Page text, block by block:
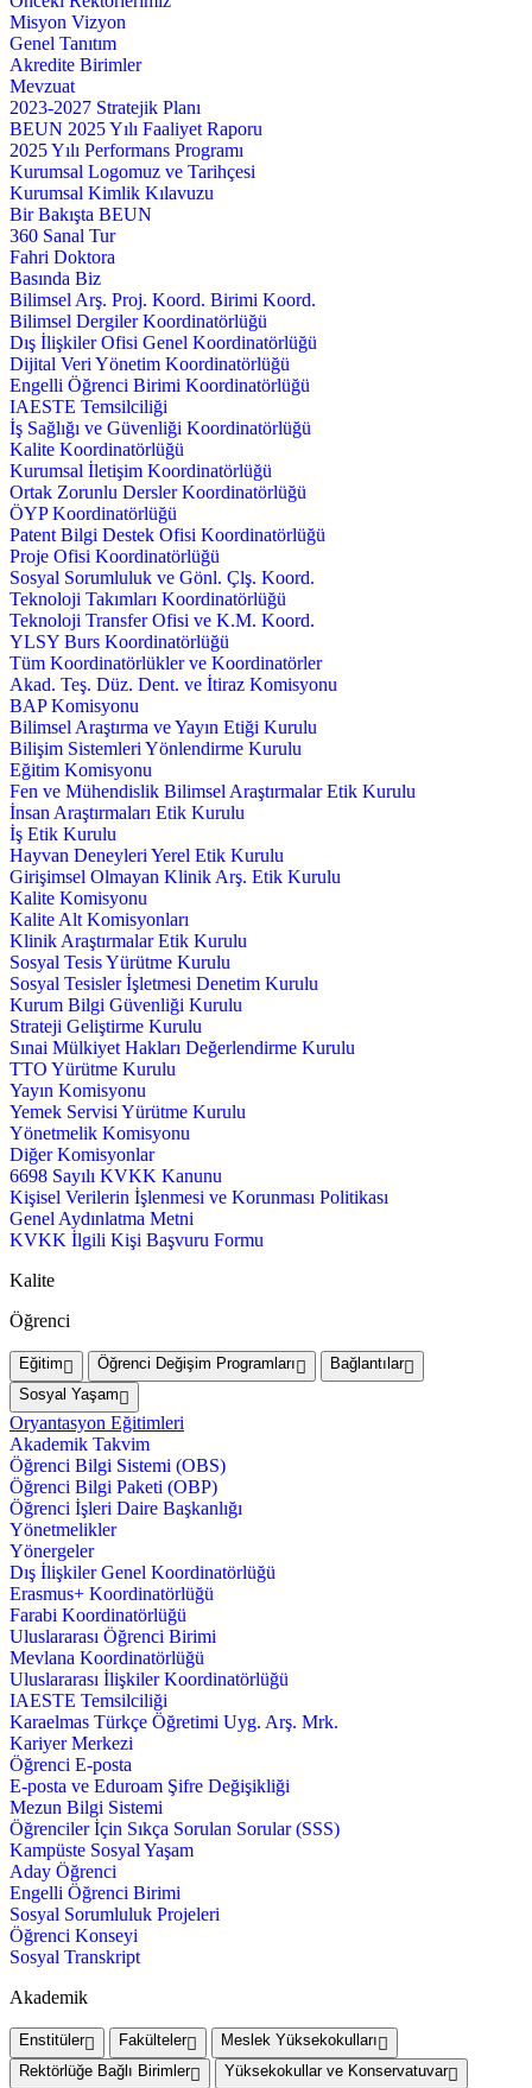
Misyon Vizyon
Genel Tanıtım
Akredite Birimler
Mevzuat
2023-2027 Stratejik Planı
BEUN 2025 Yılı Faaliyet Raporu
2025 Yılı Performans Programı
Kurumsal Logomuz ve Tarihçesi
Kurumsal Kimlik Kılavuzu
Bir Bakışta BEUN
360 Sanal Tur
Fahri Doktora
Basında Biz
Bilimsel Arş. Proj. Koord. Birimi Koord.
Bilimsel Dergiler Koordinatörlüğü
Dış İlişkiler Ofisi Genel Koordinatörlüğü
Dijital Veri Yönetim Koordinatörlüğü
Engelli Öğrenci Birimi Koordinatörlüğü
IAESTE Temsilciliği
İş Sağlığı ve Güvenliği Koordinatörlüğü
Kalite Koordinatörlüğü
Kurumsal İletişim Koordinatörlüğü
Ortak Zorunlu Dersler Koordinatörlüğü
ÖYP Koordinatörlüğü
Patent Bilgi Destek Ofisi Koordinatörlüğü
Proje Ofisi Koordinatörlüğü
Sosyal Sorumluluk ve Gönl. Çlş. Koord.
Teknoloji Takımları Koordinatörlüğü
Teknoloji Transfer Ofisi ve K.M. Koord.
YLSY Burs Koordinatörlüğü
Tüm Koordinatörlükler ve Koordinatörler
Akad. Teş. Düz. Dent. ve İtiraz Komisyonu
BAP Komisyonu
Bilimsel Araştırma ve Yayın Etiği Kurulu
Bilişim Sistemleri Yönlendirme Kurulu
Eğitim Komisyonu
Fen ve Mühendislik Bilimsel Araştırmalar Etik Kurulu
İnsan Araştırmaları Etik Kurulu
İş Etik Kurulu
Hayvan Deneyleri Yerel Etik Kurulu
Girişimsel Olmayan Klinik Arş. Etik Kurulu
Kalite Komisyonu
Kalite Alt Komisyonları
Klinik Araştırmalar Etik Kurulu
Sosyal Tesis Yürütme Kurulu
Sosyal Tesisler İşletmesi Denetim Kurulu
Kurum Bilgi Güvenliği Kurulu
Strateji Geliştirme Kurulu
Sınai Mülkiyet Hakları Değerlendirme Kurulu
TTO Yürütme Kurulu
Yayın Komisyonu
Yemek Servisi Yürütme Kurulu
Yönetmelik Komisyonu
Diğer Komisyonlar
6698 Sayılı KVKK Kanunu
Kişisel Verilerin İşlenmesi ve Korunması Politikası
Genel Aydınlatma Metni
KVKK İlgili Kişi Başvuru Formu
Kalite
Öğrenci
Eğitim Öğrenci Değişim Programları
Bağlantılar
Sosyal Yaşam
Oryantasyon Eğitimleri
Akademik Takvim
Öğrenci Bilgi Sistemi (OBS)
Öğrenci Bilgi Paketi (OBP)
Öğrenci İşleri Daire Başkanlığı
Yönetmelikler
Yönergeler
Dış İlişkiler Genel Koordinatörlüğü
Erasmus+ Koordinatörlüğü
Farabi Koordinatörlüğü
Uluslararası Öğrenci Birimi
Mevlana Koordinatörlüğü
Uluslararası İlişkiler Koordinatörlüğü
IAESTE Temsilciliği
Karaelmas Türkçe Öğretimi Uyg. Arş. Mrk.
Kariyer Merkezi
Öğrenci E-posta
E-posta ve Eduroam Şifre Değişikliği
Mezun Bilgi Sistemi
Öğrenciler İçin Sıkça Sorulan Sorular (SSS)
Kampüste Sosyal Yaşam
Aday Öğrenci
Engelli Öğrenci Birimi
Sosyal Sorumluluk Projeleri
Öğrenci Konseyi
Sosyal Transkript
Akademik
Enstitüler Fakülteler
Meslek Yüksekokulları
Rektörlüğe Bağlı Birimler
Yüksekokullar ve Konservatuvar